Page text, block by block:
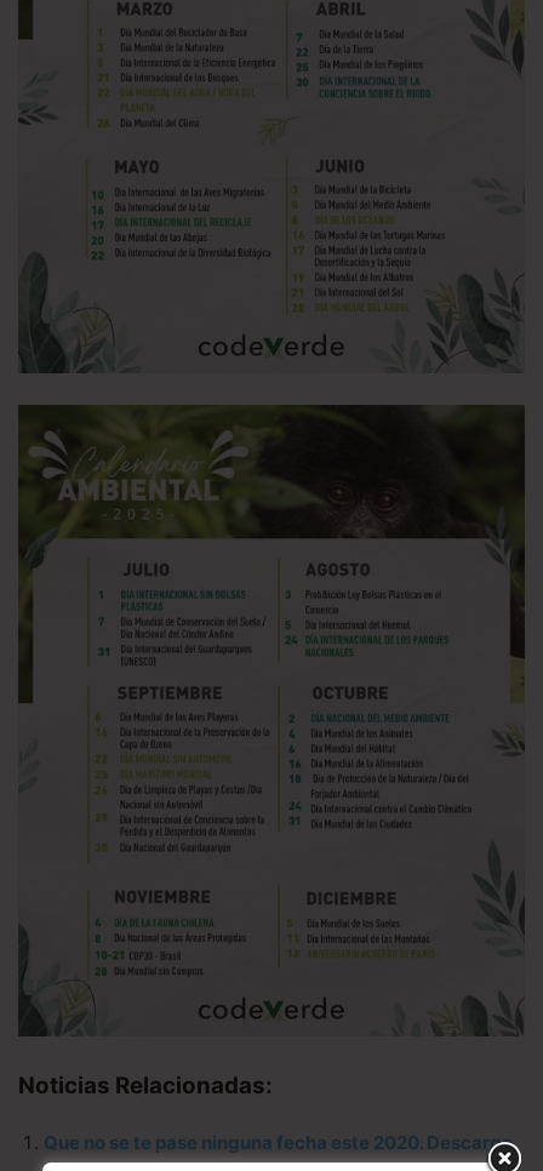
Noticias Relacionadas:
Que no se te pase ninguna fecha este 2020. Descarga